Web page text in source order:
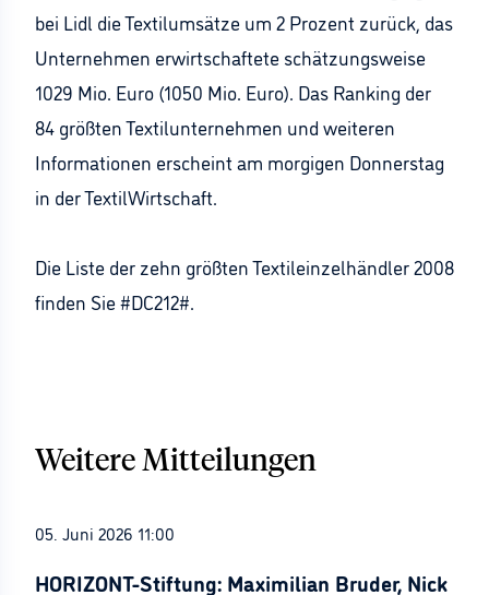
bei Lidl die Textilumsätze um 2 Prozent zurück, das
Unternehmen erwirtschaftete schätzungsweise
1029 Mio. Euro (1050 Mio. Euro). Das Ranking der
84 größten Textilunternehmen und weiteren
Informationen erscheint am morgigen Donnerstag
in der TextilWirtschaft.
Die Liste der zehn größten Textileinzelhändler 2008
finden Sie #DC212#.
Weitere Mitteilungen
05. Juni 2026 11:00
HORIZONT-Stiftung: Maximilian Bruder, Nick